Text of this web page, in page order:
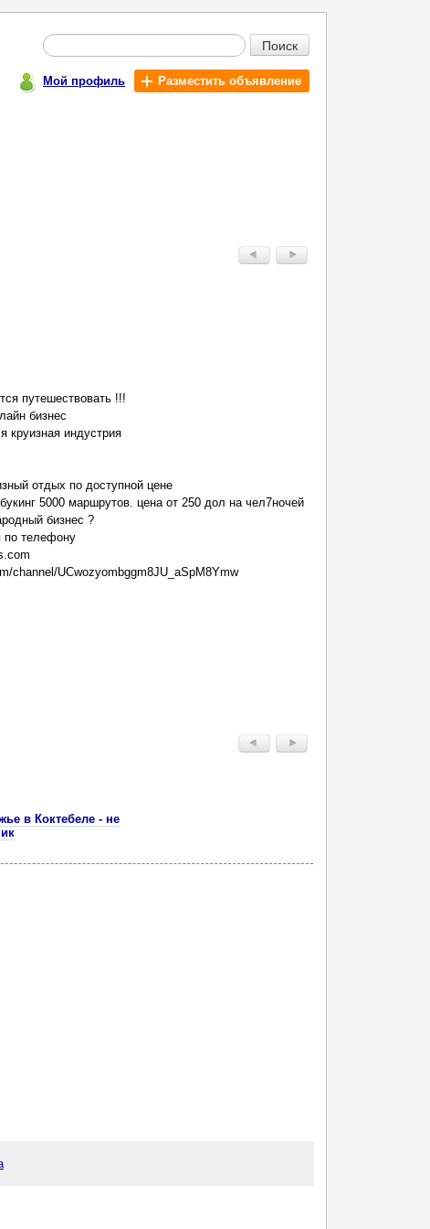
Поиск
Мой профиль Разместить объявление
путешествовать !!!
бизнес
круизная индустрия
отдых по доступной цене
5000 маршрутов. цена от 250 дол на чел7ночей
бизнес ?
по телефону
channel/UCwozyombggm8JU_aSpM8Ymw
в Коктебеле - не